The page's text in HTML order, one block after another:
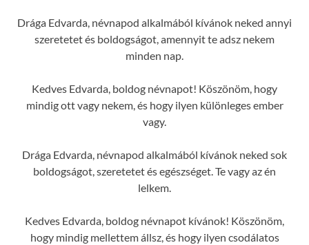
Drága Edvarda, névnapod alkalmából kívánok neked annyi
szeretetet és boldogságot, amennyit te adsz nekem
minden nap.
Kedves Edvarda, boldog névnapot! Köszönöm, hogy
mindig ott vagy nekem, és hogy ilyen különleges ember
vagy.
Drága Edvarda, névnapod alkalmából kívánok neked sok
boldogságot, szeretetet és egészséget. Te vagy az én
lelkem.
Kedves Edvarda, boldog névnapot kívánok! Köszönöm,
hogy mindig mellettem állsz, és hogy ilyen csodálatos